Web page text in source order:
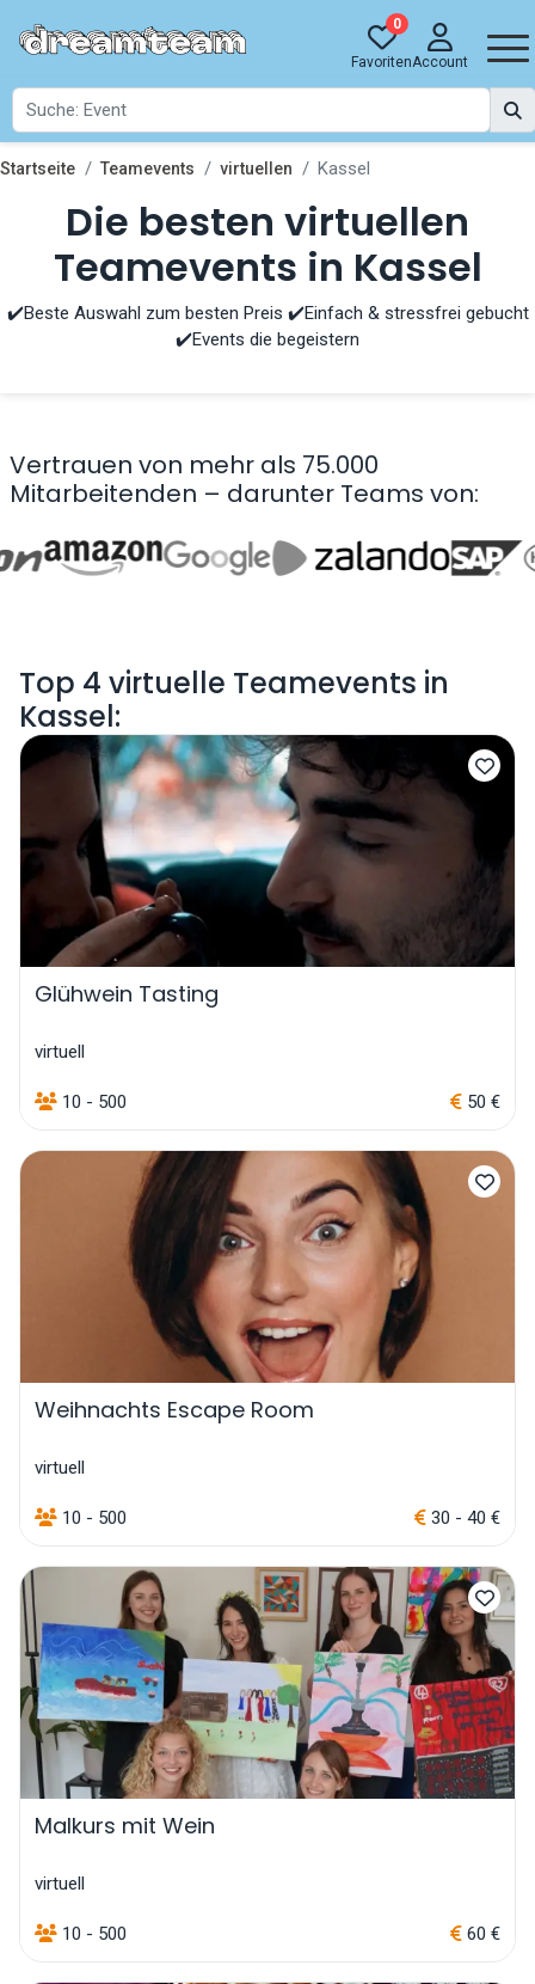
0
FavoritenAccount
Startseite Teamevents virtuellen Kassel
Die besten virtuellen
Teamevents in Kassel
✔️Beste Auswahl zum besten Preis ✔️Einfach & stressfrei gebucht
✔️Events die begeistern
Vertrauen von mehr als 75.000
Mitarbeitenden – darunter Teams von:
Top 4 virtuelle Teamevents in
Kassel:
Glühwein Tasting
virtuell
10 - 500 50 €
Weihnachts Escape Room
virtuell
10 - 500 30 - 40 €
Malkurs mit Wein
virtuell
10 - 500 60 €